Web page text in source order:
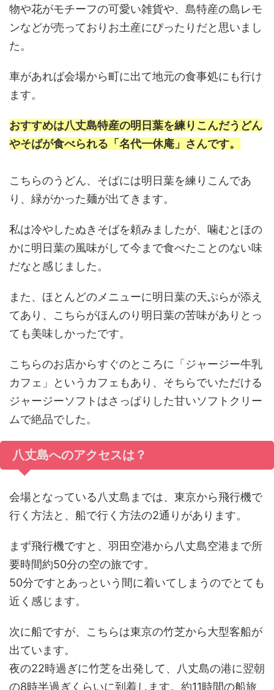
物や花がモチーフの可愛い雑貨や、島特産の島レモ
ンなどが売っておりお土産にぴったりだと思いまし
た。
車があれば会場から町に出て地元の食事処にも行け
ます。
おすすめは八丈島特産の明日葉を練りこんだうどん
やそばが食べられる「名代一休庵」さんです。
こちらのうどん、そばには明日葉を練りこんであ
り、緑がかった麺が出てきます。
私は冷やしたぬきそばを頼みましたが、噛むとほの
かに明日葉の風味がして今まで食べたことのない味
だなと感じました。
また、ほとんどのメニューに明日葉の天ぷらが添え
てあり、こちらがほんのり明日葉の苦味がありとっ
ても美味しかったです。
こちらのお店からすぐのところに「ジャージー牛乳
カフェ」というカフェもあり、そちらでいただける
ジャージーソフトはさっぱりした甘いソフトクリー
ムで絶品でした。
八丈島へのアクセスは？
会場となっている八丈島までは、東京から飛行機で
行く方法と、船で行く方法の2通りがあります。
まず飛行機ですと、羽田空港から八丈島空港まで所
要時間約50分の空の旅です。
50分ですとあっという間に着いてしまうのでとても
近く感じます。
次に船ですが、こちらは東京の竹芝から大型客船が
出ています。
夜の22時過ぎに竹芝を出発して、八丈島の港に翌朝
の8時半過ぎくらいに到着します。約11時間の船旅